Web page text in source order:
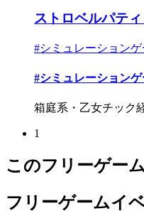
ストロベルパテ
#シミュレーションゲ
#シミュレーションゲ
箱庭系・乙女チック
1
このフリーゲー
フリーゲームイ